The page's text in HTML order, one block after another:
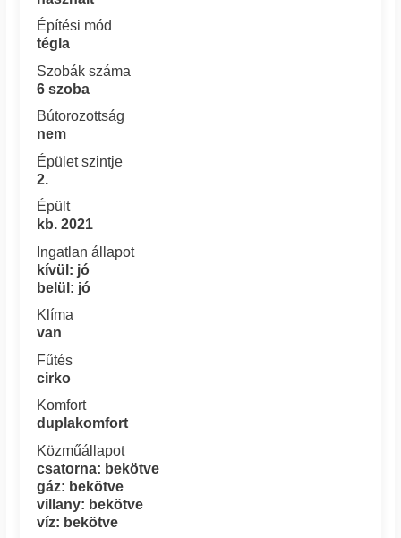
Építési mód
tégla
Szobák száma
6 szoba
Bútorozottság
nem
Épület szintje
2.
Épült
kb. 2021
Ingatlan állapot
kívül: jó
belül: jó
Klíma
van
Fűtés
cirko
Komfort
duplakomfort
Közműállapot
csatorna: bekötve
gáz: bekötve
villany: bekötve
víz: bekötve